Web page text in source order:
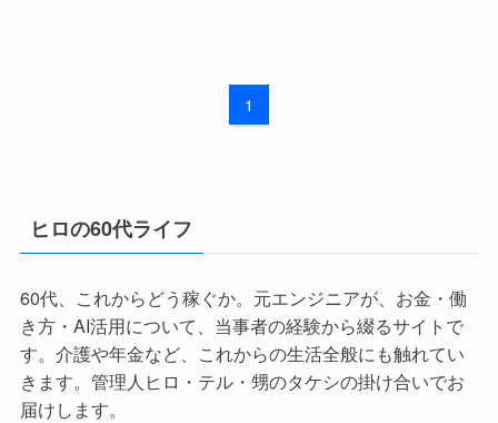
1
ヒロの60代ライフ
60代、これからどう稼ぐか。元エンジニアが、お金・働
き方・AI活用について、当事者の経験から綴るサイトで
す。介護や年金など、これからの生活全般にも触れてい
きます。管理人ヒロ・テル・甥のタケシの掛け合いでお
届けします。